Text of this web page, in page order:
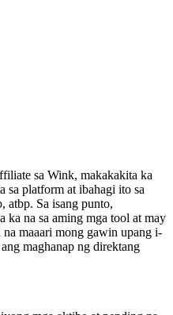
sa Wink, makakakita ka
sa platform at ibahagi ito sa
atbp. Sa isang punto,
ka na sa aming mga tool at may
maaari mong gawin upang i-
maghanap ng direktang